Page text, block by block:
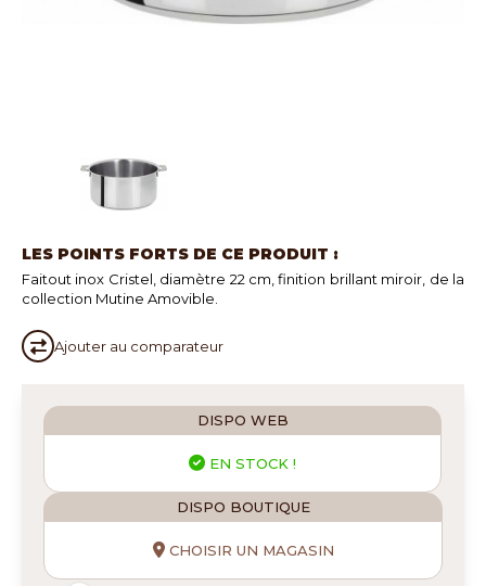
LES POINTS FORTS DE CE PRODUIT :
Faitout inox Cristel, diamètre 22 cm, finition brillant miroir, de la
collection Mutine Amovible.
Ajouter au comparateur
DISPO WEB
EN STOCK !
DISPO BOUTIQUE
CHOISIR UN MAGASIN